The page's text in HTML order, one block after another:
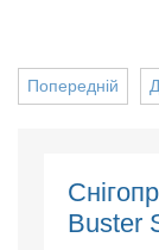
Попередній
Buster